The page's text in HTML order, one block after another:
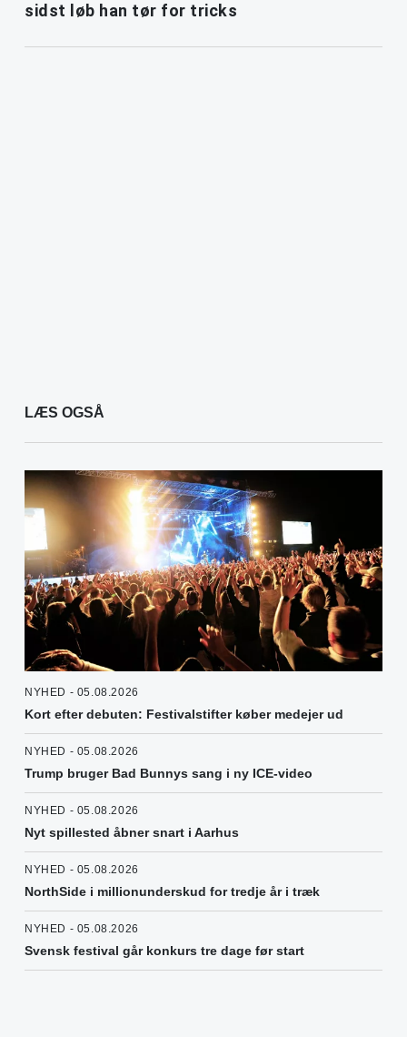
sidst løb han tør for tricks
LÆS OGSÅ
NYHED - 05.08.2026
Kort efter debuten: Festivalstifter køber medejer ud
NYHED - 05.08.2026
Trump bruger Bad Bunnys sang i ny ICE-video
NYHED - 05.08.2026
Nyt spillested åbner snart i Aarhus
NYHED - 05.08.2026
NorthSide i millionunderskud for tredje år i træk
NYHED - 05.08.2026
Svensk festival går konkurs tre dage før start